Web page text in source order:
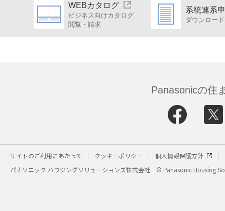
WEBカタログ
ビジネス向けカタログ
閲覧・請求
系統連系
ダウンロード
Panasonicの住
サイトのご利用にあたって クッキーポリシー
個人情報保護方針
パナソニック ハウジングソリューションズ株式会社
© Panasonic Housing